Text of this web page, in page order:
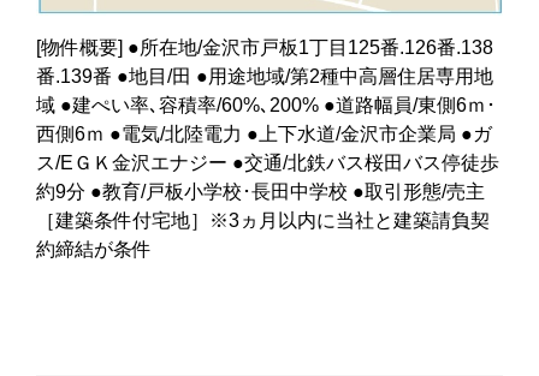
[物件概要] ●所在地/金沢市戸板1丁目125番.126番.138
番.139番 ●地目/田 ●用途地域/第2種中高層住居専用地
域 ●建ぺい率､容積率/60%､200% ●道路幅員/東側6ｍ･
西側6ｍ ●電気/北陸電力 ●上下水道/金沢市企業局 ●ガ
ス/EＧＫ金沢エナジー ●交通/北鉄バス桜田バス停徒歩
約9分 ●教育/戸板小学校･長田中学校 ●取引形態/売主
［建築条件付宅地］※3ヵ月以内に当社と建築請負契
約締結が条件